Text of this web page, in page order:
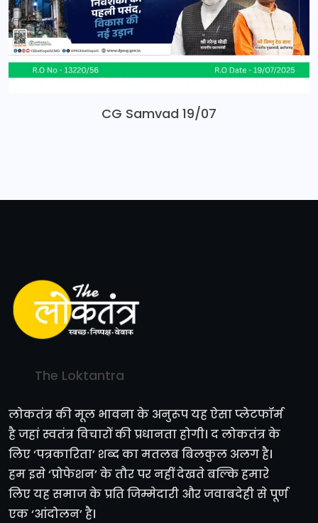
CG Samvad 19/07
The Loktantra
लोकतंत्र की मूल भावना के अनुरूप यह ऐसा प्लेटफॉर्म
है जहां स्वतंत्र विचारों की प्रधानता होगी। द लोकतंत्र के
लिए ‘पत्रकारिता’ शब्द का मतलब बिलकुल अलग है।
हम इसे ‘प्रोफेशन’ के तौर पर नहीं देखते बल्कि हमारे
लिए यह समाज के प्रति जिम्मेदारी और जवाबदेही से पूर्ण
एक ‘आंदोलन’ है।